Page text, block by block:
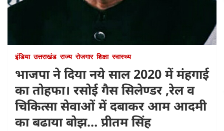
इंडिया उत्तराखंड राज्य रोजगार शिक्षा स्वास्थ्य
भाजपा ने दिया नये साल 2020 में मंहगाई
का तोहफा। रसोई गैस सिलेण्डर ,रेल व
चिकित्सा सेवाओं में दबाकर आम आदमी
का बढाया बोझ… प्रीतम सिंह